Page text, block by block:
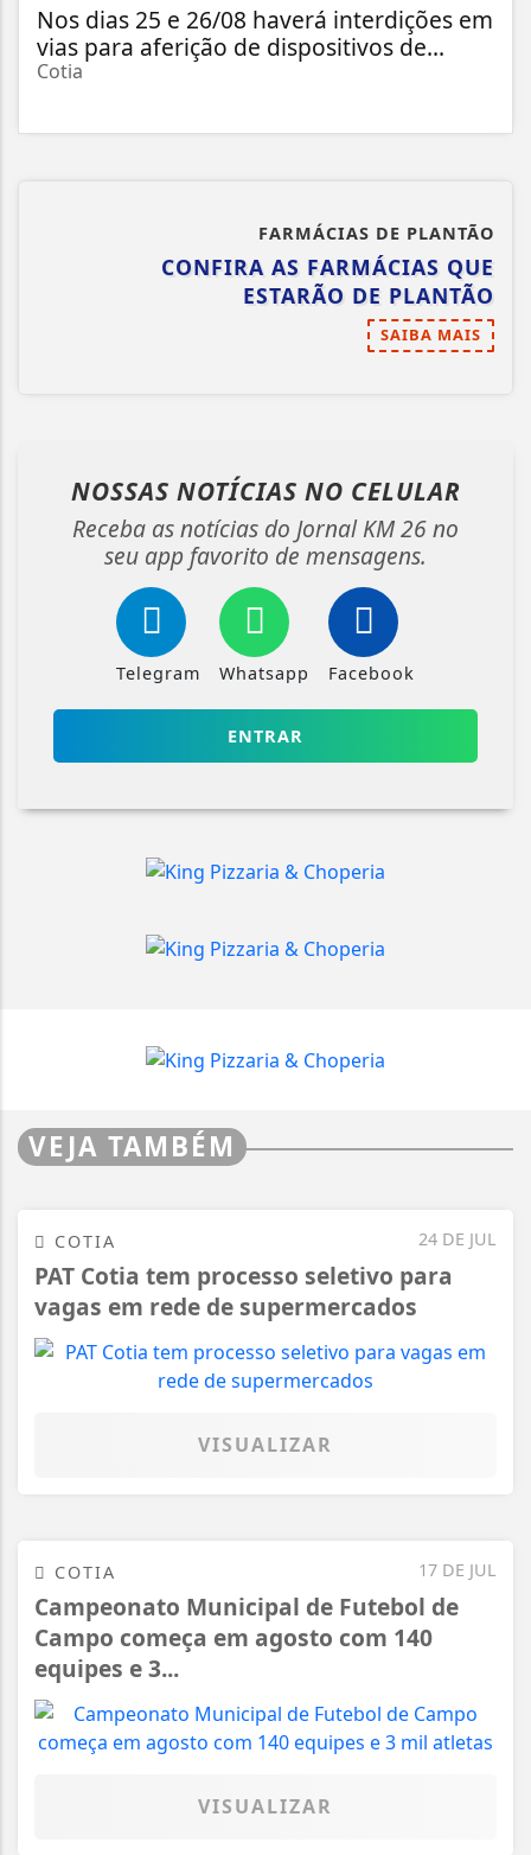
Nos dias 25 e 26/08 haverá interdições em
vias para aferição de dispositivos de...
Cotia
FARMÁCIAS DE PLANTÃO
CONFIRA AS FARMÁCIAS QUE
ESTARÃO DE PLANTÃO
SAIBA MAIS
NOSSAS NOTÍCIAS NO CELULAR
Receba as notícias do Jornal KM 26 no
seu app favorito de mensagens.
Telegram Whatsapp Facebook
ENTRAR
VEJA TAMBÉM
24 DE JUL
COTIA
PAT Cotia tem processo seletivo para
vagas em rede de supermercados
VISUALIZAR
17 DE JUL
COTIA
Campeonato Municipal de Futebol de
Campo começa em agosto com 140
equipes e 3...
VISUALIZAR